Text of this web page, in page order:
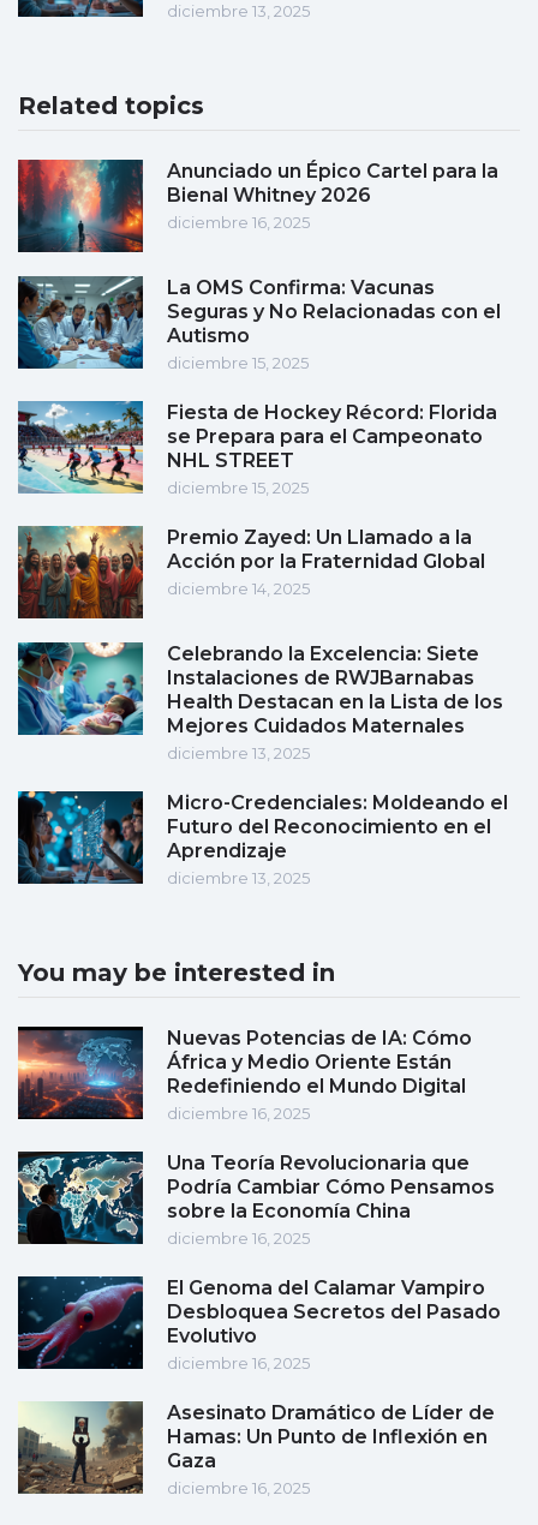
diciembre 13, 2025
Related topics
Anunciado un Épico Cartel para la
Bienal Whitney 2026
diciembre 16, 2025
La OMS Confirma: Vacunas
Seguras y No Relacionadas con el
Autismo
diciembre 15, 2025
Fiesta de Hockey Récord: Florida
se Prepara para el Campeonato
NHL STREET
diciembre 15, 2025
Premio Zayed: Un Llamado a la
Acción por la Fraternidad Global
diciembre 14, 2025
Celebrando la Excelencia: Siete
Instalaciones de RWJBarnabas
Health Destacan en la Lista de los
Mejores Cuidados Maternales
diciembre 13, 2025
Micro-Credenciales: Moldeando el
Futuro del Reconocimiento en el
Aprendizaje
diciembre 13, 2025
You may be interested in
Nuevas Potencias de IA: Cómo
África y Medio Oriente Están
Redefiniendo el Mundo Digital
diciembre 16, 2025
Una Teoría Revolucionaria que
Podría Cambiar Cómo Pensamos
sobre la Economía China
diciembre 16, 2025
El Genoma del Calamar Vampiro
Desbloquea Secretos del Pasado
Evolutivo
diciembre 16, 2025
Asesinato Dramático de Líder de
Hamas: Un Punto de Inflexión en
Gaza
diciembre 16, 2025